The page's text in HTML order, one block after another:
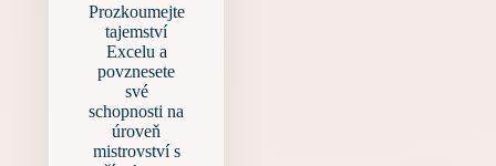
Prozkoumejte
tajemství
Excelu a
povznesete
své
schopnosti na
úroveň
mistrovství s